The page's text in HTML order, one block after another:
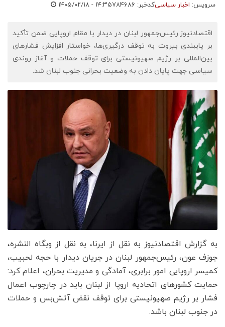
سرویس: اخبار سیاسیکدخبر: ۷۸۴۶۸۶ ۱۴۰۵/۰۲/۱۸ - ۱۴:۳۵
اقتصادنیوز:رئیس‌جمهور لبنان در دیدار با مقام اروپایی ضمن تأکید
بر پایبندی بیروت به توقف درگیری‌ها، خواستار افزایش فشارهای
بین‌المللی بر رژیم صهیونیستی برای توقف حملات و آغاز روندی
سیاسی جهت پایان دادن به وضعیت بحرانی جنوب لبنان شد.
به گزارش اقتصادنیوز به نقل از ایرنا، به نقل از وبگاه النشره،
جوزف عون، رئیس‌جمهور لبنان در جریان دیدار با حجه لحبیب،
کمیسر اروپایی امور برابری، آمادگی و مدیریت بحران، اعلام کرد:
حمایت کشورهای اتحادیه اروپا از لبنان باید در چارچوب اعمال
فشار بر رژیم صهیونیستی برای توقف نقض آتش‌بس و حملات
در جنوب لبنان باشد.